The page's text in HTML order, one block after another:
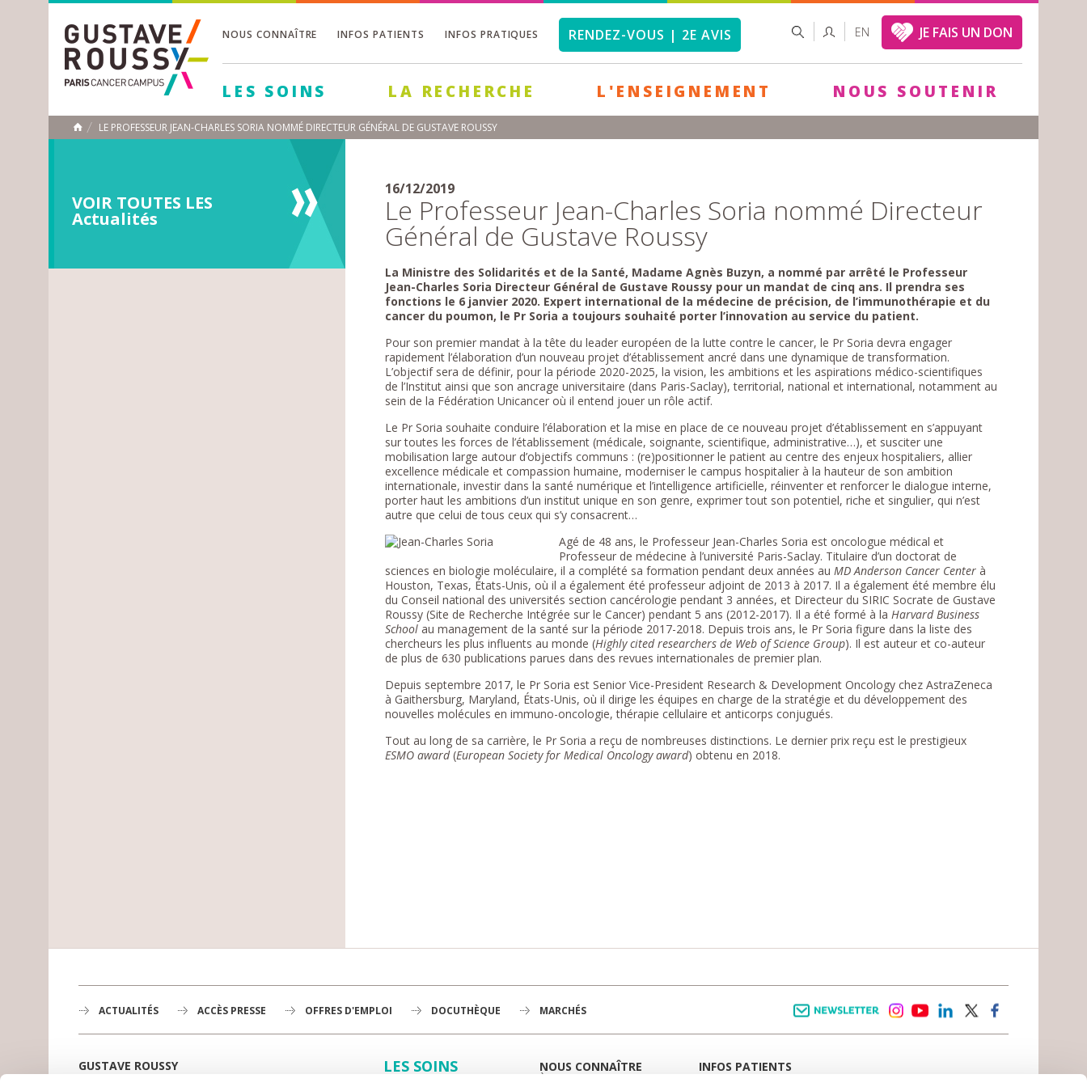
NOUS CONNAÎTRE INFOS PATIENTS INFOS PRATIQUES RENDEZ-VOUS | 2E AVIS FORMULAIRE
DE
RECHERCHER EN JE FAIS UN DON
LES SOINS LA RECHERCHE L'ENSEIGNEMENT NOUS SOUTENIR
ACCUEIL
LE PROFESSEUR JEAN-CHARLES SORIA NOMMÉ DIRECTEUR GÉNÉRAL DE GUSTAVE ROUSSY
VOIR TOUTES LES
Actualités
16/12/2019
Le Professeur Jean-Charles Soria nommé Directeur
Général de Gustave Roussy
La Ministre des Solidarités et de la Santé, Madame Agnès Buzyn, a nommé par arrêté le Professeur
Jean-Charles Soria Directeur Général de Gustave Roussy pour un mandat de cinq ans. Il prendra ses
fonctions le 6 janvier 2020. Expert international de la médecine de précision, de l’immunothérapie et du
cancer du poumon, le Pr Soria a toujours souhaité porter l’innovation au service du patient.
Pour son premier mandat à la tête du leader européen de la lutte contre le cancer, le Pr Soria devra engager
rapidement l’élaboration d’un nouveau projet d’établissement ancré dans une dynamique de transformation.
L’objectif sera de définir, pour la période 2020-2025, la vision, les ambitions et les aspirations médico-scientifiques
de l’Institut ainsi que son ancrage universitaire (dans Paris-Saclay), territorial, national et international, notamment au
sein de la Fédération Unicancer où il entend jouer un rôle actif.
Le Pr Soria souhaite conduire l’élaboration et la mise en place de ce nouveau projet d’établissement en s’appuyant
sur toutes les forces de l’établissement (médicale, soignante, scientifique, administrative…), et susciter une
mobilisation large autour d’objectifs communs : (re)positionner le patient au centre des enjeux hospitaliers, allier
excellence médicale et compassion humaine, moderniser le campus hospitalier à la hauteur de son ambition
internationale, investir dans la santé numérique et l’intelligence artificielle, réinventer et renforcer le dialogue interne,
porter haut les ambitions d’un institut unique en son genre, exprimer tout son potentiel, riche et singulier, qui n’est
autre que celui de tous ceux qui s’y consacrent…
Agé de 48 ans, le Professeur Jean-Charles Soria est oncologue médical et
Professeur de médecine à l’université Paris-Saclay. Titulaire d’un doctorat de
sciences en biologie moléculaire, il a complété sa formation pendant deux années au MD Anderson Cancer Center à
Houston, Texas, États-Unis, où il a également été professeur adjoint de 2013 à 2017. Il a également été membre élu
du Conseil national des universités section cancérologie pendant 3 années, et Directeur du SIRIC Socrate de Gustave
Roussy (Site de Recherche Intégrée sur le Cancer) pendant 5 ans (2012-2017). Il a été formé à la Harvard Business
School au management de la santé sur la période 2017-2018. Depuis trois ans, le Pr Soria figure dans la liste des
chercheurs les plus influents au monde (Highly cited researchers de Web of Science Group). Il est auteur et co-auteur
de plus de 630 publications parues dans des revues internationales de premier plan.
Depuis septembre 2017, le Pr Soria est Senior Vice-President Research & Development Oncology chez AstraZeneca
à Gaithersburg, Maryland, États-Unis, où il dirige les équipes en charge de la stratégie et du développement des
nouvelles molécules en immuno-oncologie, thérapie cellulaire et anticorps conjugués.
Tout au long de sa carrière, le Pr Soria a reçu de nombreuses distinctions. Le dernier prix reçu est le prestigieux
ESMO award(European Society for Medical Oncology award) obtenu en 2018.
ACTUALITÉS ACCÈS PRESSE OFFRES D'EMPLOI DOCUTHÈQUE MARCHÉS
GUSTAVE ROUSSY
LES SOINS
NOUS CONNAÎTRE
À LA UNE
INFOS PATIENTS